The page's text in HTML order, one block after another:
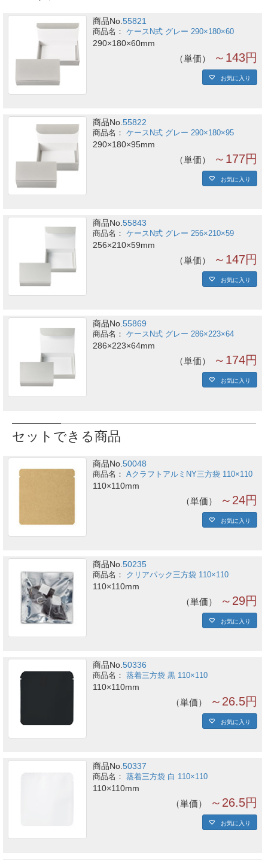
商品No.55821
ケースN式 グレー 290×180×60
290×180×60mm
単価 ～143円
お気に入り
商品No.55822
ケースN式 グレー 290×180×95
290×180×95mm
単価 ～177円
お気に入り
商品No.55843
ケースN式 グレー 256×210×59
256×210×59mm
単価 ～147円
お気に入り
商品No.55869
ケースN式 グレー 286×223×64
286×223×64mm
単価 ～174円
お気に入り
セットできる商品
商品No.50048
AクラフトアルミNY三方袋 110×110
110×110mm
単価 ～24円
お気に入り
商品No.50235
クリアパック三方袋 110×110
110×110mm
単価 ～29円
お気に入り
商品No.50336
蒸着三方袋 黒 110×110
110×110mm
単価 ～26.5円
お気に入り
商品No.50337
蒸着三方袋 白 110×110
110×110mm
単価 ～26.5円
お気に入り